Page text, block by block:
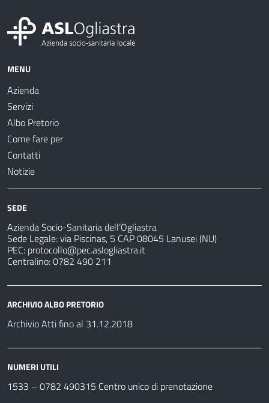
MENU
Azienda
Servizi
Albo Pretorio
Come fare per
Contatti
Notizie
SEDE
Azienda Socio-Sanitaria dell’Ogliastra
Sede Legale: via Piscinas, 5 CAP 08045 Lanusei (NU)
PEC: protocollo@pec.aslogliastra.it
Centralino: 0782 490 211
ARCHIVIO ALBO PRETORIO
Archivio Atti fino al 31.12.2018
NUMERI UTILI
1533 – 0782 490315 Centro unico di prenotazione